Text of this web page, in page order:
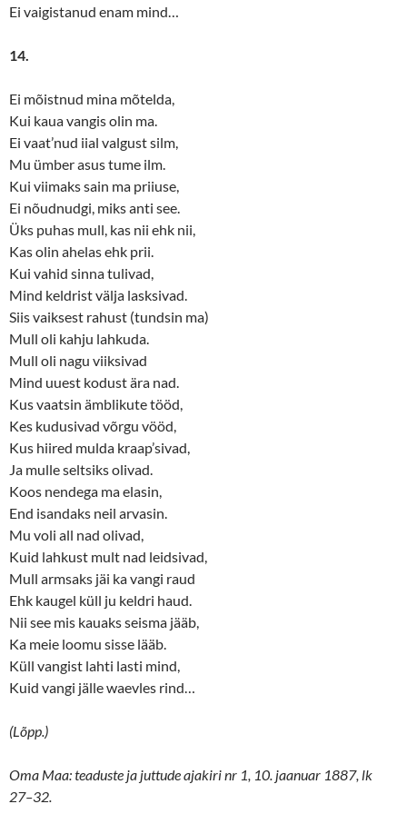
Ei vaigistanud enam mind…
14.
Ei mõistnud mina mõtelda,
Kui kaua vangis olin ma.
Ei vaat’nud iial valgust silm,
Mu ümber asus tume ilm.
Kui viimaks sain ma priiuse,
Ei nõudnudgi, miks anti see.
Üks puhas mull, kas nii ehk nii,
Kas olin ahelas ehk prii.
Kui vahid sinna tulivad,
Mind keldrist välja lasksivad.
Siis vaiksest rahust (tundsin ma)
Mull oli kahju lahkuda.
Mull oli nagu viiksivad
Mind uuest kodust ära nad.
Kus vaatsin ämblikute tööd,
Kes kudusivad võrgu vööd,
Kus hiired mulda kraap’sivad,
Ja mulle seltsiks olivad.
Koos nendega ma elasin,
End isandaks neil arvasin.
Mu voli all nad olivad,
Kuid lahkust mult nad leidsivad,
Mull armsaks jäi ka vangi raud
Ehk kaugel küll ju keldri haud.
Nii see mis kauaks seisma jääb,
Ka meie loomu sisse lääb.
Küll vangist lahti lasti mind,
Kuid vangi jälle waevles rind…
(Lõpp.)
Oma Maa: teaduste ja juttude ajakiri nr 1, 10. jaanuar 1887, lk
27–32.